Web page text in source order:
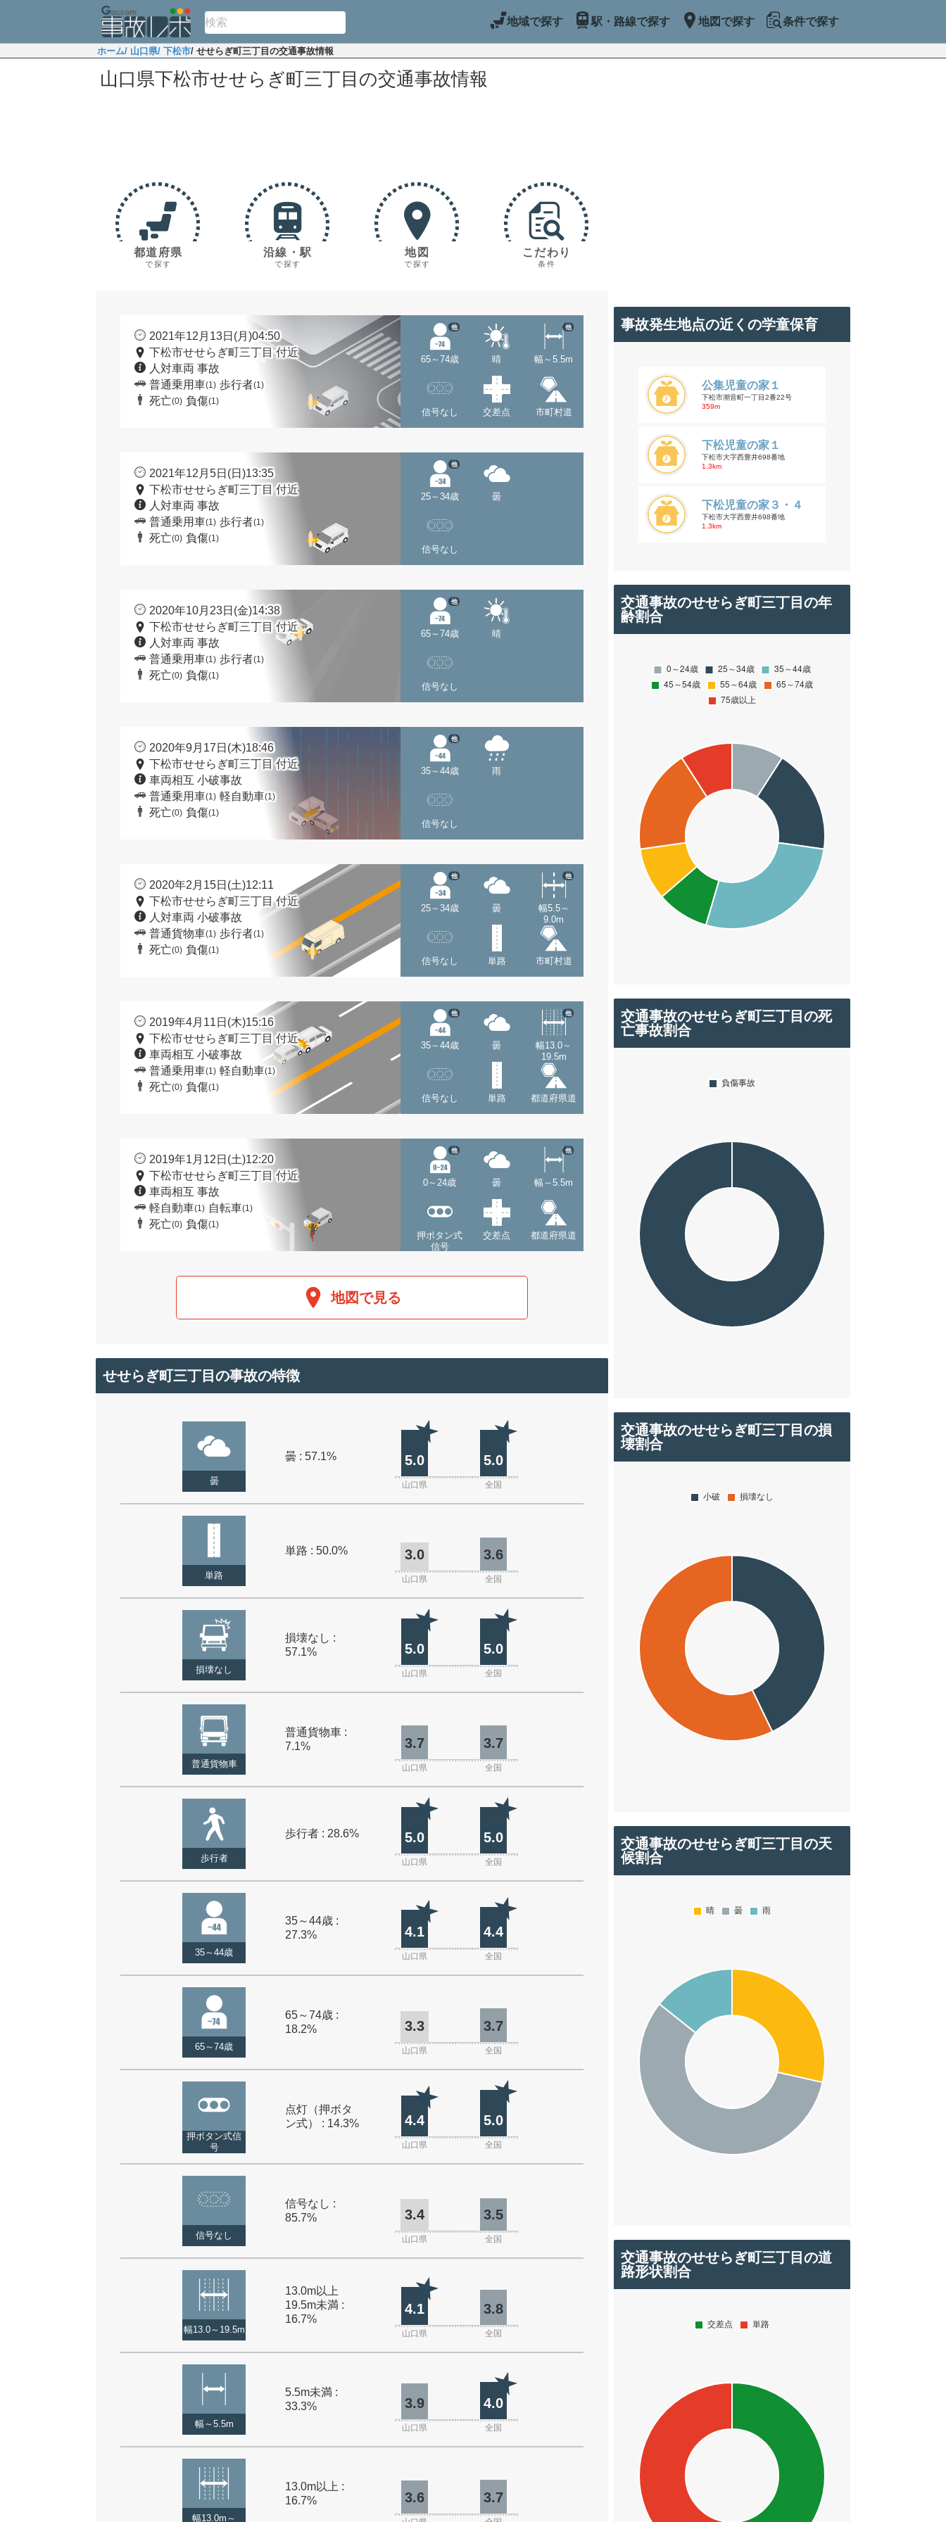
地域で探す 駅・路線で探す 地図で探す 条件で探す
ホーム/ 山口県/ 下松市/ せせらぎ町三丁目の交通事故情報
山口県下松市せせらぎ町三丁目の交通事故情報
都道府県
で探す
沿線・駅
で探す
地図
で探す
こだわり
条件
2021年12月13日(月)04:50
下松市せせらぎ町三丁目 付近
人対車両 事故
普通乗用車(1) 歩行者(1)
死亡(0) 負傷(1)
65～74歳
他
晴 幅～5.5m
他
信号なし 交差点 市町村道
2021年12月5日(日)13:35
下松市せせらぎ町三丁目 付近
人対車両 事故
普通乗用車(1) 歩行者(1)
死亡(0) 負傷(1)
25～34歳
他
曇
信号なし
2020年10月23日(金)14:38
下松市せせらぎ町三丁目 付近
人対車両 事故
普通乗用車(1) 歩行者(1)
死亡(0) 負傷(1)
65～74歳
他
晴
信号なし
2020年9月17日(木)18:46
下松市せせらぎ町三丁目 付近
車両相互 小破事故
普通乗用車(1) 軽自動車(1)
死亡(0) 負傷(1)
35～44歳
他
雨
信号なし
2020年2月15日(土)12:11
下松市せせらぎ町三丁目 付近
人対車両 小破事故
普通貨物車(1) 歩行者(1)
死亡(0) 負傷(1)
25～34歳
他
曇
幅5.5～
9.0m
他
信号なし 単路 市町村道
2019年4月11日(木)15:16
下松市せせらぎ町三丁目 付近
車両相互 小破事故
普通乗用車(1) 軽自動車(1)
死亡(0) 負傷(1)
35～44歳
他
曇
幅13.0～
19.5m
他
信号なし 単路 都道府県道
2019年1月12日(土)12:20
下松市せせらぎ町三丁目 付近
車両相互 事故
軽自動車(1) 自転車(1)
死亡(0) 負傷(1)
0～24歳
他
曇 幅～5.5m
他
押ボタン式
信号
交差点 都道府県道
地図で見る
せせらぎ町三丁目の事故の特徴
曇
曇 : 57.1% 5.0 5.0
山口県 全国
単路
単路 : 50.0% 3.0 3.6
山口県 全国
損壊なし
損壊なし :
57.1%
5.0 5.0
山口県 全国
普通貨物車
普通貨物車 :
7.1%
3.7 3.7
山口県 全国
歩行者
歩行者 : 28.6% 5.0 5.0
山口県 全国
35～44歳
35～44歳 :
27.3%
4.1 4.4
山口県 全国
65～74歳
65～74歳 :
18.2%
3.3 3.7
山口県 全国
押ボタン式信
号
点灯（押ボタ
ン式） : 14.3%
4.4 5.0
山口県 全国
信号なし
信号なし :
85.7%
3.4 3.5
山口県 全国
幅13.0～19.5m
13.0m以上
19.5m未満 :
16.7%
4.1 3.8
山口県 全国
幅～5.5m
5.5m未満 :
33.3%
3.9 4.0
山口県 全国
幅13.0m～
13.0m以上 :
16.7%
3.6 3.7
事故発生地点の近くの学童保育
公集児童の家１
下松市潮音町一丁目2番22号
359m
下松児童の家１
下松市大字西豊井698番地
1.3km
下松児童の家３・４
下松市大字西豊井698番地
1.3km
交通事故のせせらぎ町三丁目の年
齢割合
交通事故のせせらぎ町三丁目の死
亡事故割合
交通事故のせせらぎ町三丁目の損
壊割合
交通事故のせせらぎ町三丁目の天
候割合
交通事故のせせらぎ町三丁目の道
路形状割合